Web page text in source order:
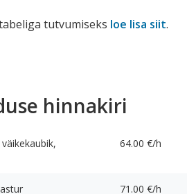
tutvumiseks loe lisa siit.
hinnakiri
64.00 €/h
71.00 €/h